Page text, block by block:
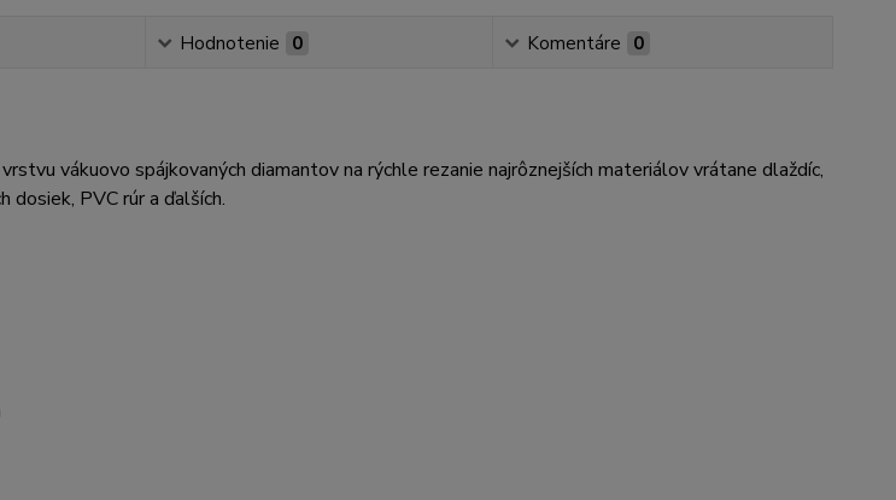
Hodnotenie 0 Komentáre 0
vákuovo spájkovaných diamantov na rýchle rezanie najrôznejších materiálov vrátane dlaždíc,
dosiek, PVC rúr a ďalších.